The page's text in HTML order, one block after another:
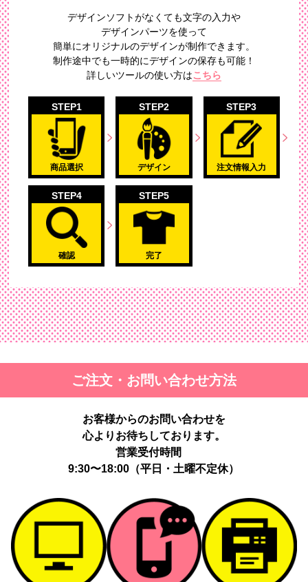
デザインソフトがなくても文字の入力や
デザインパーツを使って
簡単にオリジナルのデザインが制作できます。
制作途中でも一時的にデザインの保存も可能！
詳しいツールの使い方はこちら
STEP1
商品選択
STEP2
デザイン
STEP3
注文情報入力
STEP4
確認
STEP5
完了
ご注文・お問い合わせ方法
お客様からのお問い合わせを
心よりお待ちしております。
営業受付時間
9:30〜18:00（平日・土曜不定休）